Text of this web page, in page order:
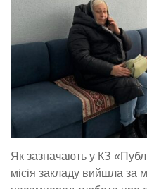
Як зазначають у КЗ
місія закладу вийшла за